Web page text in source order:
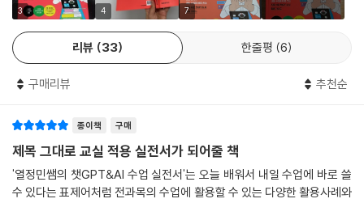
Art Transfer 2로 미술 감상 수업하기
Art Transfer 2를 활용한 감상 수업의 실제
[수업이 달라지는 보너스 페이지] 교실에서 안전하게 AI 활용하기: 데이터
와 개인정보 보호
[수업 활동지 01] 해양 환경을 보호하기 위한 실천 약속
[수업 활동지 03] 움직이는 캐릭터를 활용하여 4컷 만화 만들기(캔바 활
용)
[수업 활동지 05] Art Transfer 2를 활용한 미술 감상 수업
알아봅니다.
[학습 키워드] #ChatGPT, #교사 주도, #프롬프트, #가상 대화, #단
어 사전 만들기, #역할극 수업 #토론 수업, #형성 평가 만들기
PART 2 수업·평가·기록 시간을 줄이는 ChatGPT와 AI 툴
수업 설계와 수업 자료 제작부터 평가, 기록까지 일련의 과정을 효율적으
로 수행할 수 있도록 ChatGPT와 Gamma를 활용하는 구체적인 방법과
프롬프트 예시를 제공합니다.
[학습 키워드] #ChatGPT, #Gamma, #맞춤형 수업 설계, #지도안,
3 4 7
리뷰 33 한줄평 6
구매리뷰 추천순
종이책 구매
제목 그대로 교실 적용 실전서가 되어줄 책
'열정민쌤의 챗GPT&AI 수업 실전서'는 오늘 배워서 내일 수업에 바로 쓸
수 있다는 표제어처럼 전과목의 수업에 활용할 수 있는 다양한 활용사례와